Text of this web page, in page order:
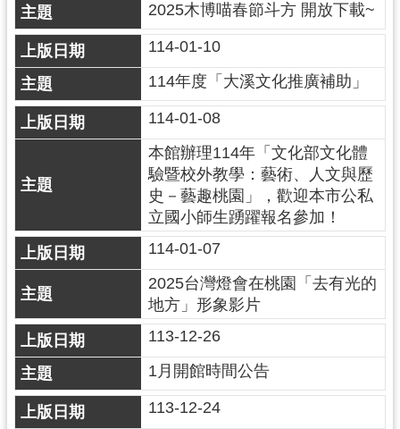
出
版
品
與
文
創
品
首
頁
網
導
覽
市
政
信
2025木博喵春節斗方 開放下載~
114-01-10
114年度「大溪文化推廣補助」
114-01-08
本館辦理114年「文化部文化體
驗暨校外教學：藝術、人文與歷
史－藝趣桃園」，歡迎本市公私
立國小師生踴躍報名參加！
114-01-07
2025台灣燈會在桃園「去有光的
地方」形象影片
113-12-26
1月開館時間公告
113-12-24